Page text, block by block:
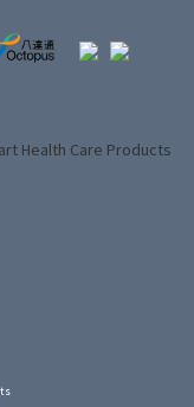
Health Care Products